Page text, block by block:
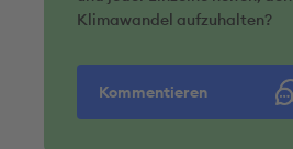
Klimawandel aufzuhalten?
Kommentieren